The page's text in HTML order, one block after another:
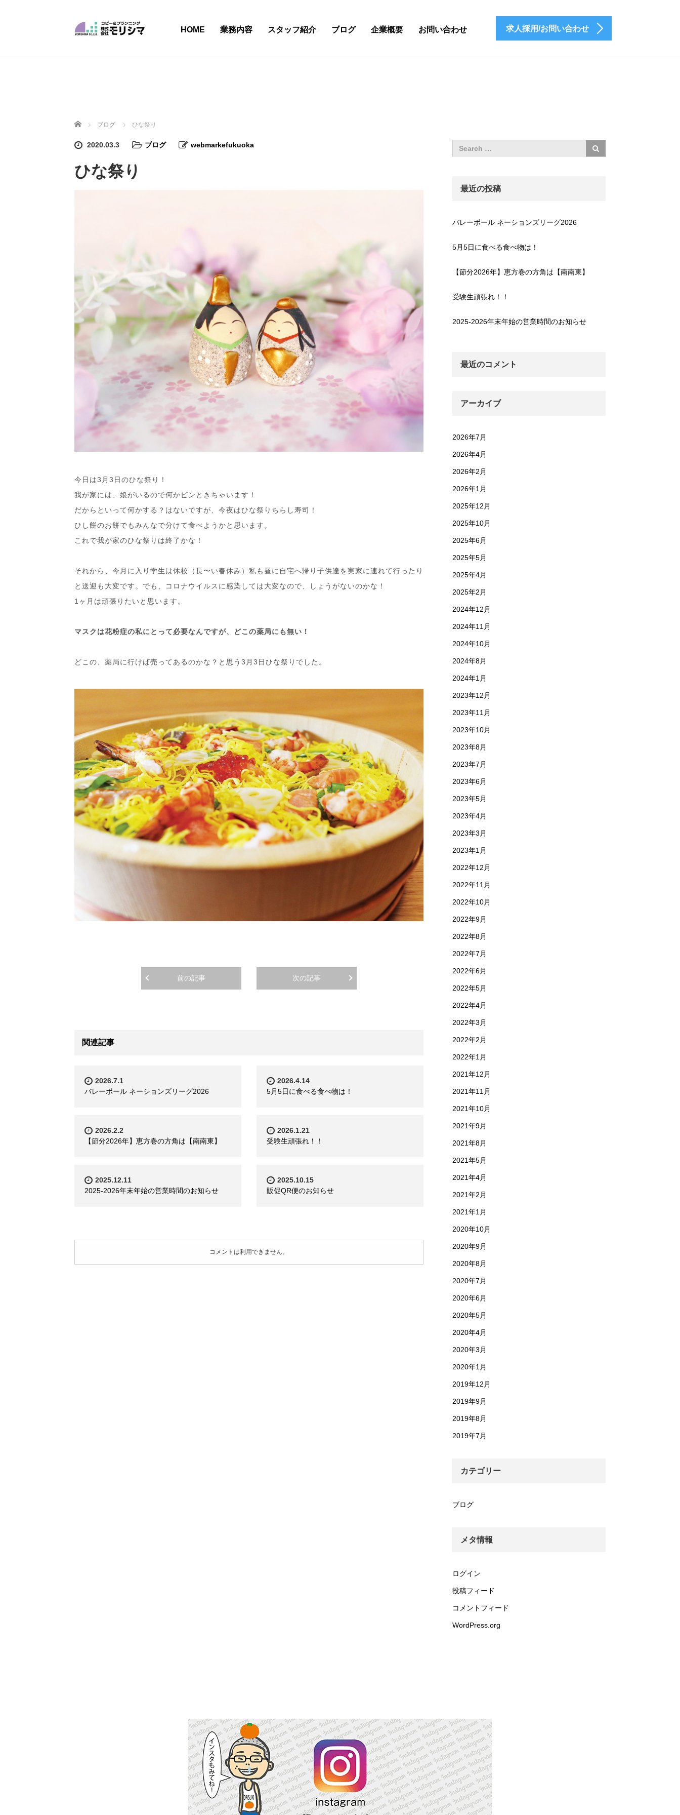
HOME 業務内容 スタッフ紹介 ブログ 企業概要 お問い合わせ 求人採用/お問い合わせ
ホーム ブログ ひな祭り
2020.03.3 ブログ webmarkefukuoka
ひな祭り
今日は3月3日のひな祭り！
我が家には、娘がいるので何かピンときちゃいます！
だからといって何かする？はないですが、今夜はひな祭りちらし寿司！
ひし餅のお餅でもみんなで分けて食べようかと思います。
これで我が家のひな祭りは終了かな！
それから、今月に入り学生は休校（長〜い春休み）私も昼に自宅へ帰り子供達を実家に連れて行ったり
と送迎も大変です。でも、コロナウイルスに感染しては大変なので、しょうがないのかな！
1ヶ月は頑張りたいと思います。
マスクは花粉症の私にとって必要なんですが、どこの薬局にも無い！
どこの、薬局に行けば売ってあるのかな？と思う3月3日ひな祭りでした。
前の記事 次の記事
関連記事
2026.7.1
バレーボール ネーションズリーグ2026
2026.4.14
5月5日に食べる食べ物は！
2026.2.2
【節分2026年】恵方巻の方角は【南南東】
2026.1.21
受験生頑張れ！！
2025.12.11
2025-2026年末年始の営業時間のお知らせ
2025.10.15
販促QR便のお知らせ
コメントは利用できません。
最近の投稿
バレーボール ネーションズリーグ2026
5月5日に食べる食べ物は！
【節分2026年】恵方巻の方角は【南南東】
受験生頑張れ！！
2025-2026年末年始の営業時間のお知らせ
最近のコメント
アーカイブ
2026年7月
2026年4月
2026年2月
2026年1月
2025年12月
2025年10月
2025年6月
2025年5月
2025年4月
2025年2月
2024年12月
2024年11月
2024年10月
2024年8月
2024年1月
2023年12月
2023年11月
2023年10月
2023年8月
2023年7月
2023年6月
2023年5月
2023年4月
2023年3月
2023年1月
2022年12月
2022年11月
2022年10月
2022年9月
2022年8月
2022年7月
2022年6月
2022年5月
2022年4月
2022年3月
2022年2月
2022年1月
2021年12月
2021年11月
2021年10月
2021年9月
2021年8月
2021年5月
2021年4月
2021年2月
2021年1月
2020年10月
2020年9月
2020年8月
2020年7月
2020年6月
2020年5月
2020年4月
2020年3月
2020年1月
2019年12月
2019年9月
2019年8月
2019年7月
カテゴリー
ブログ
メタ情報
ログイン
投稿フィード
コメントフィード
WordPress.org